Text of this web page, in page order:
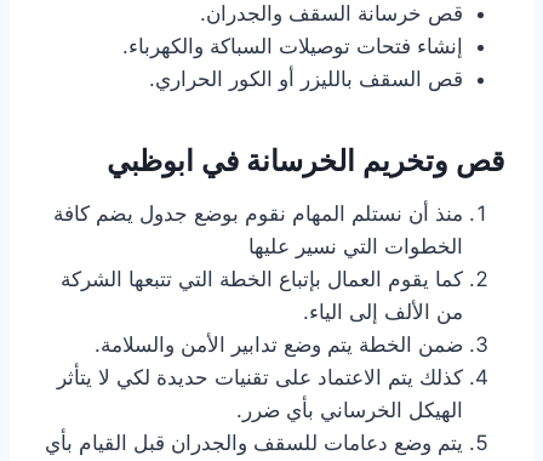
قص خرسانة السقف والجدران.
إنشاء فتحات توصيلات السباكة والكهرباء.
قص السقف بالليزر أو الكور الحراري.
قص وتخريم الخرسانة في ابوظبي
منذ أن نستلم المهام نقوم بوضع جدول يضم كافة
الخطوات التي نسير عليها
كما يقوم العمال بإتباع الخطة التي تتبعها الشركة
من الألف إلى الياء.
ضمن الخطة يتم وضع تدابير الأمن والسلامة.
كذلك يتم الاعتماد على تقنيات حديدة لكي لا يتأثر
الهيكل الخرساني بأي ضرر.
يتم وضع دعامات للسقف والجدران قبل القيام بأي